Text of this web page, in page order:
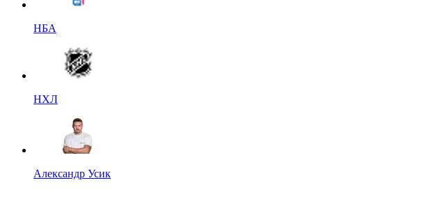
НБА
НХЛ
Александр Усик